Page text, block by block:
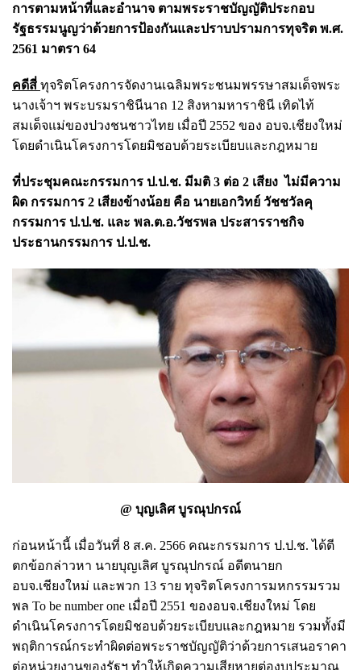
การตามหน้าที่และอำนาจ ตามพระราชบัญญัติประกอบ
รัฐธรรมนูญว่าด้วยการป้องกันและปราบปรามการทุจริต พ.ศ.
2561 มาตรา 64
คดีสี่ ทุจริตโครงการจัดงานเฉลิมพระชนมพรรษาสมเด็จพระ
นางเจ้าฯ พระบรมราชินีนาถ 12 สิงหามหาราชินี เทิดไท้
สมเด็จแม่ของปวงชนชาวไทย เมื่อปี 2552 ของ อบจ.เชียงใหม่
โดยดำเนินโครงการโดยมิชอบด้วยระเบียบและกฎหมาย
ที่ประชุมคณะกรรมการ ป.ป.ช. มีมติ 3 ต่อ 2 เสียง ไม่มีความ
ผิด กรรมการ 2 เสียงข้างน้อย คือ นายเอกวิทย์ วัชชวัลคุ
กรรมการ ป.ป.ช. และ พล.ต.อ.วัชรพล ประสารราชกิจ
ประธานกรรมการ ป.ป.ช.
@ บุญเลิศ บูรณุปกรณ์
ก่อนหน้านี้ เมื่อวันที่ 8 ส.ค. 2566 คณะกรรมการ ป.ป.ช. ได้ตี
ตกข้อกล่าวหา นายบุญเลิศ บูรณุปกรณ์ อดีตนายก
อบจ.เชียงใหม่ และพวก 13 ราย ทุจริตโครงการมหกรรมรวม
พล To be number one เมื่อปี 2551 ของอบจ.เชียงใหม่ โดย
ดำเนินโครงการโดยมิชอบด้วยระเบียบและกฎหมาย รวมทั้งมี
พฤติการณ์กระทำผิดต่อพระราชบัญญัติว่าด้วยการเสนอราคา
ต่อหน่วยงานของรัฐฯ ทำให้เกิดความเสียหายต่องบประมาณ